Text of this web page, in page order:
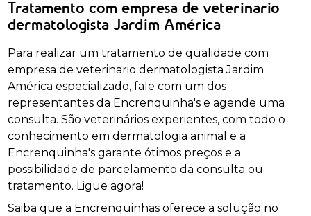
Tratamento com empresa de veterinario
dermatologista Jardim América
Para realizar um tratamento de qualidade com
empresa de veterinario dermatologista Jardim
América especializado, fale com um dos
representantes da Encrenquinha's e agende uma
consulta. São veterinários experientes, com todo o
conhecimento em dermatologia animal e a
Encrenquinha's garante ótimos preços e a
possibilidade de parcelamento da consulta ou
tratamento. Ligue agora!
Saiba que a Encrenquinhas oferece a solução no